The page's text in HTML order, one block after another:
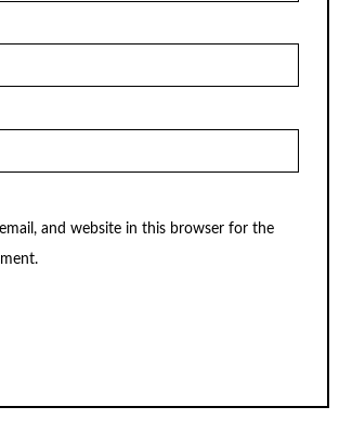
and website in this browser for the